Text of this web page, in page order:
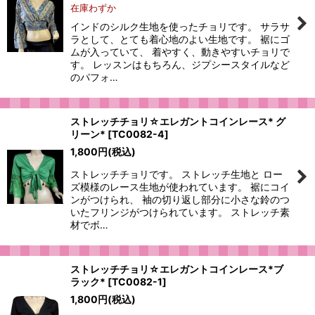
在庫わずか
インドのシルク生地を使ったチョリです。 サラサ
ラとして、とても着心地のよい生地です。 裾にゴ
ムが入っていて、 着やすく、動きやすいチョリで
す。 レッスンはもちろん、ジプシースタイルなど
のパフォ…
ストレッチチョリ☆エレガントコインレース* グ
リーン* [TC0082-4]
1,800円(税込)
ストレッチチョリです。 ストレッチ生地と ロー
ズ模様のレース生地が使われています。 裾にコイ
ンがつけられ、 袖の切り返し部分に小さな鈴のつ
いたフリンジがつけられています。 ストレッチ素
材でボ…
ストレッチチョリ☆エレガントコインレース*ブ
ラック* [TC0082-1]
1,800円(税込)